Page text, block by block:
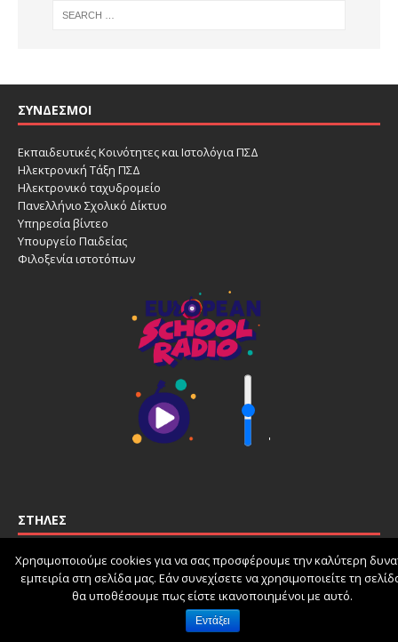
ΣΎΝΔΕΣΜΟΙ
Εκπαιδευτικές Κοινότητες και Ιστολόγια ΠΣΔ
Ηλεκτρονική Τάξη ΠΣΔ
Ηλεκτρονικό ταχυδρομείο
Πανελλήνιο Σχολικό Δίκτυο
Υπηρεσία βίντεο
Υπουργείο Παιδείας
Φιλοξενία ιστοτόπων
'
ΣΤΉΛΕΣ
schoolpress.sch.gr
Όροι Χρήσης schoolpress.sch.gr|Δήλωση προσβασιμότητας
Χρησιμοποιούμε cookies για να σας προσφέρουμε την καλύτερη
εμπειρία στη σελίδα μας. Εάν συνεχίσετε να χρησιμοποιείτε τη
θα υποθέσουμε πως είστε ικανοποιημένοι με αυτό.
Εντάξει